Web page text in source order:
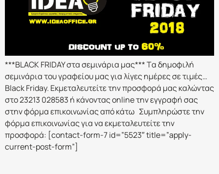
***BLACK FRIDAY στα σεμινάρια μας*** Tα δημοφιλή
σεμινάρια του γραφείου μας για λίγες ημέρες σε τιμές…
Black Friday. Εκμεταλευτείτε την προσφορά μας καλώντας
στο 23213 028583 ή κάνοντας online την εγγραφή σας
στην φόρμα επικοινωνίας από κάτω Συμπληρώστε την
φόρμα επικοινωνίας για να εκμεταλευτείτε την
προσφορά: [contact-form-7 id=”5523″ title=”apply-
current-post-form”]